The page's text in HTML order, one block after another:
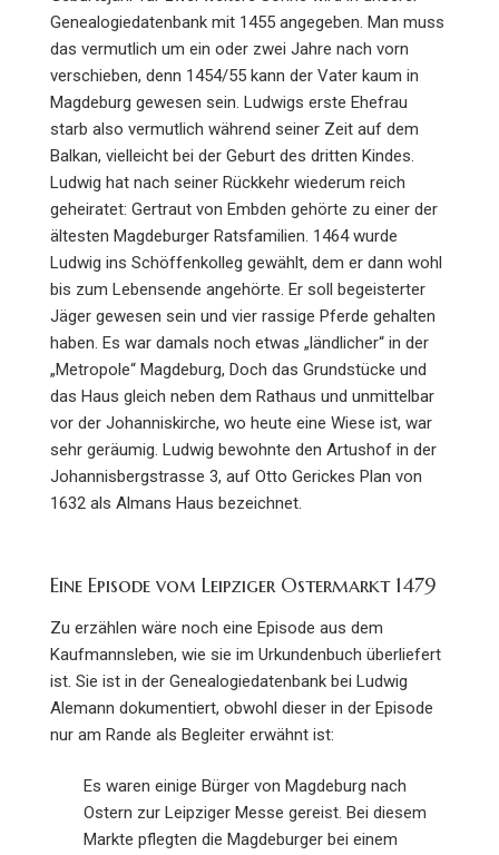
Genealogiedatenbank mit 1455 angegeben. Man muss
das vermutlich um ein oder zwei Jahre nach vorn
verschieben, denn 1454/55 kann der Vater kaum in
Magdeburg gewesen sein. Ludwigs erste Ehefrau
starb also vermutlich während seiner Zeit auf dem
Balkan, vielleicht bei der Geburt des dritten Kindes.
Ludwig hat nach seiner Rückkehr wiederum reich
geheiratet: Gertraut von Embden gehörte zu einer der
ältesten Magdeburger Ratsfamilien. 1464 wurde
Ludwig ins Schöffenkolleg gewählt, dem er dann wohl
bis zum Lebensende angehörte. Er soll begeisterter
Jäger gewesen sein und vier rassige Pferde gehalten
haben. Es war damals noch etwas „ländlicher“ in der
„Metropole“ Magdeburg, Doch das Grundstücke und
das Haus gleich neben dem Rathaus und unmittelbar
vor der Johanniskirche, wo heute eine Wiese ist, war
sehr geräumig. Ludwig bewohnte den Artushof in der
Johannisbergstrasse 3, auf Otto Gerickes Plan von
1632 als Almans Haus bezeichnet.
Eine Episode vom Leipziger Ostermarkt 1479
Zu erzählen wäre noch eine Episode aus dem
Kaufmannsleben, wie sie im Urkundenbuch überliefert
ist. Sie ist in der Genealogiedatenbank bei Ludwig
Alemann dokumentiert, obwohl dieser in der Episode
nur am Rande als Begleiter erwähnt ist:
Es waren einige Bürger von Magdeburg nach
Ostern zur Leipziger Messe gereist. Bei diesem
Markte pflegten die Magdeburger bei einem